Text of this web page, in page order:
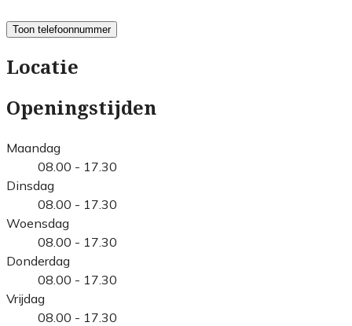
Toon telefoonnummer
Locatie
Openingstijden
Maandag
08.00 - 17.30
Dinsdag
08.00 - 17.30
Woensdag
08.00 - 17.30
Donderdag
08.00 - 17.30
Vrijdag
08.00 - 17.30